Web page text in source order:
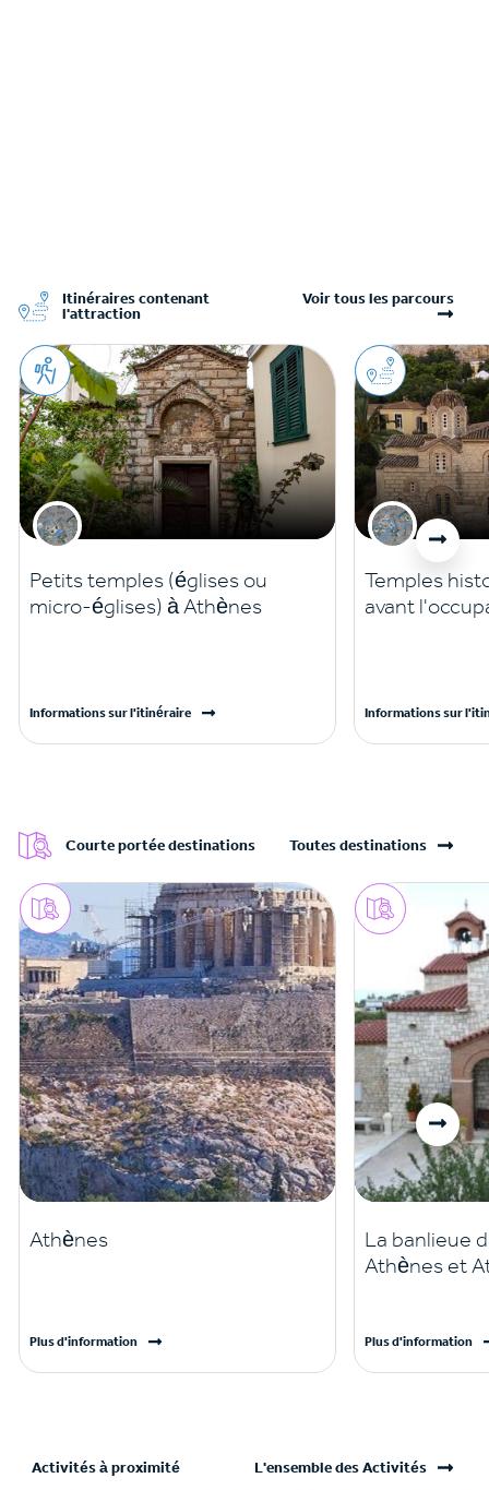
Itinéraires contenant
l'attraction
Voir tous les parcours
Petits temples (églises ou
micro-églises) à Athènes
Informations sur l'itinéraire
Temples
avant
Informations sur
Courte portée destinations Toutes destinations
Athènes
Plus d'information
La banlieue
Athènes et
Plus d'information
Activités à proximité L'ensemble des Activités